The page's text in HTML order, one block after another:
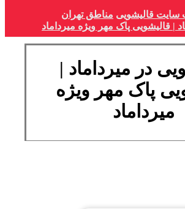
سایت قالیشویی مناطق تهران
| قالیشویی پاک مهر ویژه میرداماد
در میرداماد |
پاک مهر ویژه
میرداماد